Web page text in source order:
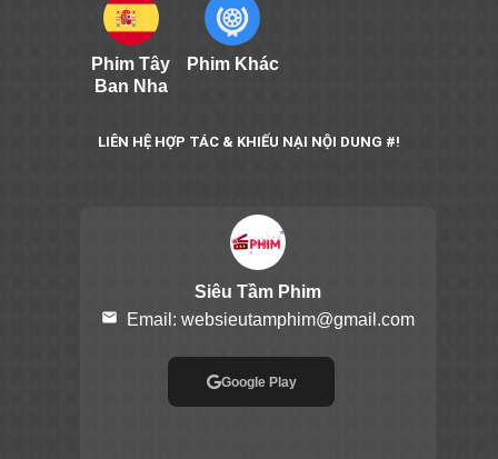
Phim Tây
Ban Nha
Phim Khác
LIÊN HỆ HỢP TÁC & KHIẾU NẠI NỘI DUNG #!
Siêu Tầm Phim
email Email: websieutamphim@gmail.com
Google Play